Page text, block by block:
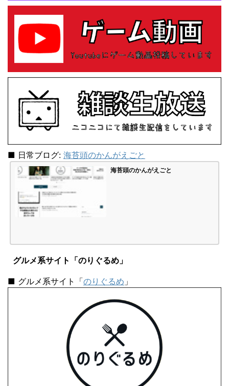
■ 日常ブログ: 海苔頭のかんがえごと
海苔頭のかんがえごと
グルメ系サイト「のりぐるめ」
■ グルメ系サイト「のりぐるめ 」